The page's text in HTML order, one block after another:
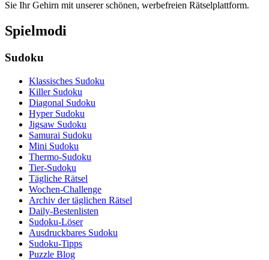
Sie Ihr Gehirn mit unserer schönen, werbefreien Rätselplattform.
Spielmodi
Sudoku
Klassisches Sudoku
Killer Sudoku
Diagonal Sudoku
Hyper Sudoku
Jigsaw Sudoku
Samurai Sudoku
Mini Sudoku
Thermo-Sudoku
Tier-Sudoku
Tägliche Rätsel
Wochen-Challenge
Archiv der täglichen Rätsel
Daily-Bestenlisten
Sudoku-Löser
Ausdruckbares Sudoku
Sudoku-Tipps
Puzzle Blog